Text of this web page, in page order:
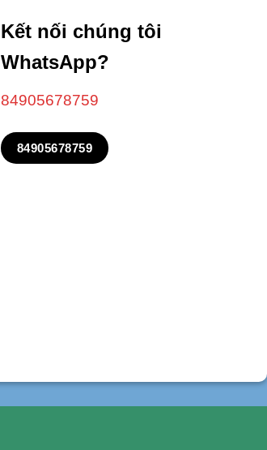
Kết nối chúng tôi
WhatsApp?
84905678759
84905678759